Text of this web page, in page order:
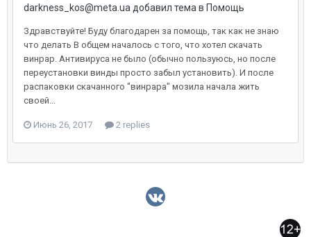
darkness_kos@meta.ua добавил тема в Помощь
Здравствуйте! Буду благодарен за помощь, так как не знаю
что делать В общем началось с того, что хотел скачать
винрар. Антивируса не было (обычно пользуюсь, но после
переустановки винды просто забыл установить). И после
распаковки скачанного "винрара" мозила начала жить
своей...
Июнь 26, 2017 2 replies